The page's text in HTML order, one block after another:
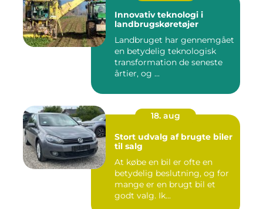
Innovativ teknologi i
landbrugskøretøjer
Landbruget har gennemgået
en betydelig teknologisk
transformation de seneste
årtier, og ...
18. aug
Stort udvalg af brugte biler
til salg
At købe en bil er ofte en
betydelig beslutning, og for
mange er en brugt bil et
godt valg. Ik...